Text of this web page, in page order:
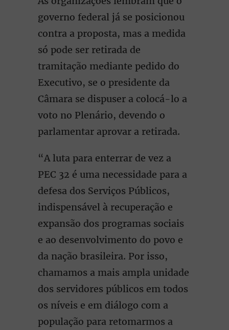
governo federal já se posicionou
contra a proposta, mas a medida
só pode ser retirada de
tramitação mediante pedido do
Executivo, se o presidente da
Câmara se dispuser a colocá-lo a
voto no Plenário, devendo o
parlamentar aprovar a retirada.
“A luta para enterrar de vez a
PEC 32 é uma necessidade para a
defesa dos Serviços Públicos,
indispensável à recuperação e
expansão dos programas sociais
e ao desenvolvimento do povo e
da nação brasileira. Por isso,
chamamos a mais ampla unidade
dos servidores públicos em todos
os níveis e em diálogo com a
população para retomarmos a